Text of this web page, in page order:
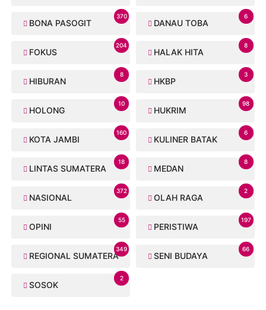
BONA PASOGIT
370
DANAU TOBA
6
FOKUS
204
HALAK HITA
8
HIBURAN
8
HKBP
3
HOLONG
10
HUKRIM
98
KOTA JAMBI
160
KULINER BATAK
6
LINTAS SUMATERA
18
MEDAN
8
NASIONAL
372
OLAH RAGA
2
OPINI
55
PERISTIWA
197
REGIONAL SUMATERA
349
SENI BUDAYA
66
SOSOK
2